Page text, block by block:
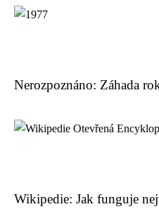
Nerozpoznáno: Záhada
Wikipedie: Jak funguje